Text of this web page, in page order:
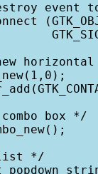
event
horizontal
box */
*/